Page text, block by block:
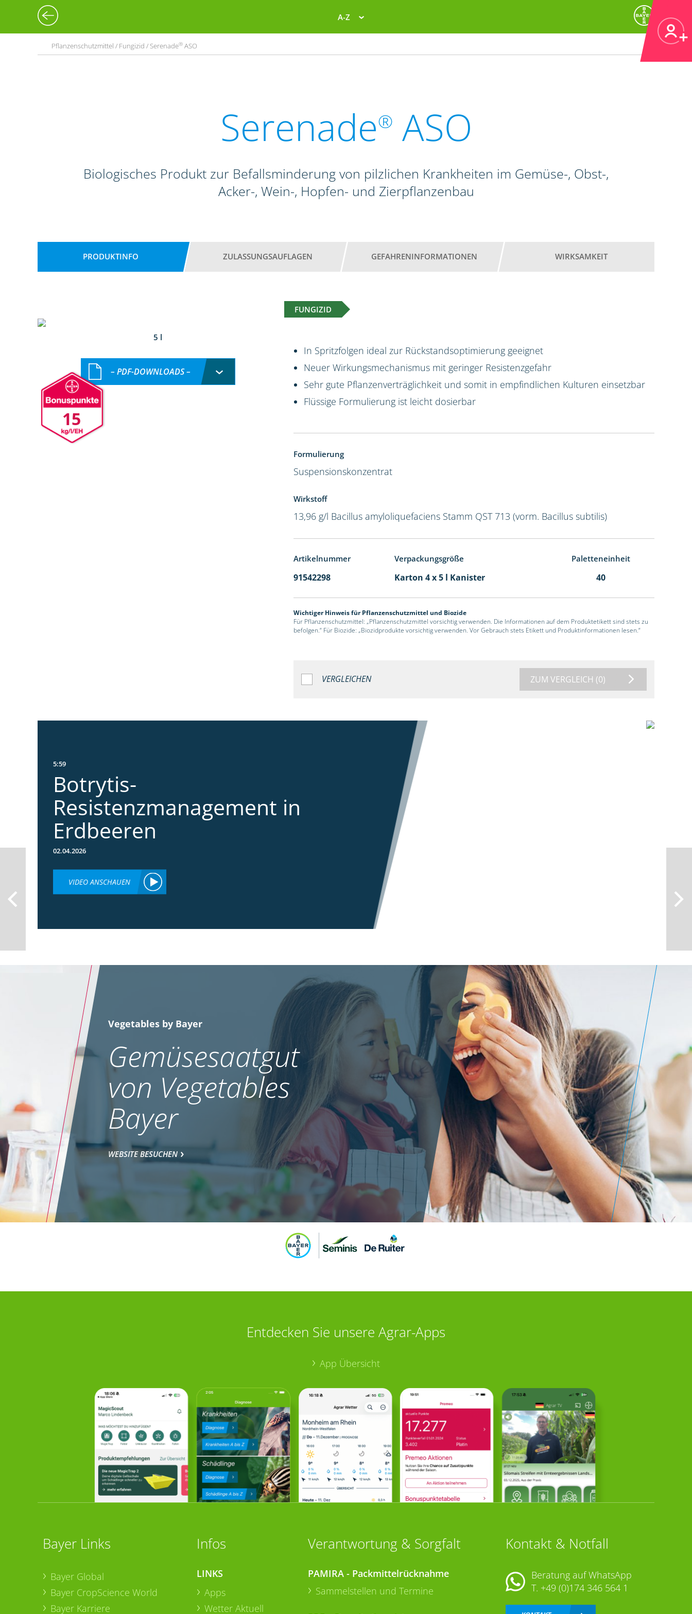
A-Z
Pflanzenschutzmittel / Fungizid / Serenade® ASO
Serenade® ASO
Biologisches Produkt zur Befallsminderung von pilzlichen Krankheiten im Gemüse-, Obst-,
Acker-, Wein-, Hopfen- und Zierpflanzenbau
PRODUKTINFO ZULASSUNGSAUFLAGEN GEFAHRENINFORMATIONEN WIRKSAMKEIT
FUNGIZID
5 l
15
– PDF-DOWNLOADS –
In Spritzfolgen ideal zur Rückstandsoptimierung geeignet
Neuer Wirkungsmechanismus mit geringer Resistenzgefahr
Sehr gute Pflanzenverträglichkeit und somit in empfindlichen Kulturen einsetzbar
Flüssige Formulierung ist leicht dosierbar
Formulierung
Suspensionskonzentrat
Wirkstoff
13,96 g/l Bacillus amyloliquefaciens Stamm QST 713 (vorm. Bacillus subtilis)
Artikelnummer Verpackungsgröße Paletteneinheit
91542298 Karton 4 x 5 l Kanister 40
Wichtiger Hinweis für Pflanzenschutzmittel und Biozide
Für Pflanzenschutzmittel: „Pflanzenschutzmittel vorsichtig verwenden. Die Informationen auf dem Produktetikett sind stets zu
befolgen.“ Für Biozide: „Biozidprodukte vorsichtig verwenden. Vor Gebrauch stets Etikett und Produktinformationen lesen.“
VERGLEICHEN ZUM VERGLEICH (0)
5:59
Botrytis-
Resistenzmanagement in
Erdbeeren
02.04.2026
VIDEO ANSCHAUEN
Vegetables by Bayer
Gemüsesaatgut
von Vegetables
Bayer
WEBSITE BESUCHEN
Entdecken Sie unsere Agrar-Apps
App Übersicht
Bayer Links
Bayer Global
Bayer CropScience World
Bayer Karriere
Infos
LINKS
Apps
Wetter Aktuell
Verantwortung & Sorgfalt
PAMIRA - Packmittelrücknahme
Sammelstellen und Termine
Kontakt & Notfall
Beratung auf WhatsApp
T. +49 (0)174 346 564 1